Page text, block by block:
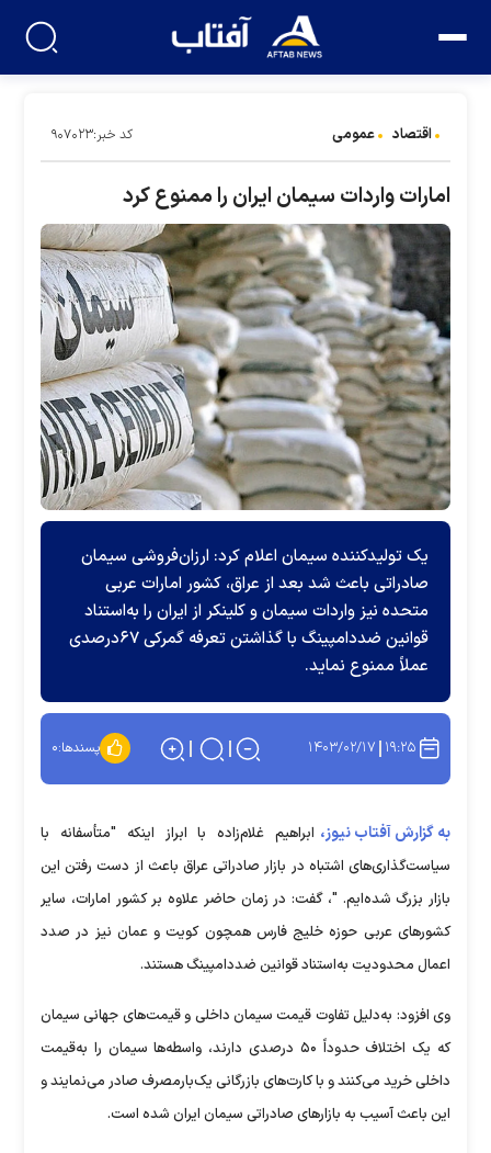
اقتصاد عمومی کد خبر:۹۰۷۰۲۳
امارات واردات سیمان ایران را ممنوع کرد
یک تولیدکننده سیمان اعلام کرد: ارزان‌فروشی سیمان
صادراتی باعث شد بعد از عراق، کشور امارات عربی
متحده نیز واردات سیمان و کلینکر از ایران را به‌استناد
قوانین ضددامپینگ با گذاشتن تعرفه گمرکی ۶۷درصدی
عملاً ممنوع نماید.
۱۹:۲۵ ۱۴۰۳/۰۲/۱۷ پسندها:۰
به گزارش آفتاب نیوز، ابراهیم غلام‌زاده با ابراز اینکه "متأسفانه با
سیاست‌گذاری‌های اشتباه در بازار صادراتی عراق باعث از دست رفتن این
بازار بزرگ شده‌ایم. "، گفت: در زمان حاضر علاوه بر کشور امارات، سایر
کشور‌های عربی حوزه خلیج فارس همچون کویت و عمان نیز در صدد
اعمال محدودیت به‌استناد قوانین ضددامپینگ هستند.
وی افزود: به‌دلیل تفاوت قیمت سیمان داخلی و قیمت‌های جهانی سیمان
که یک اختلاف حدوداً ۵۰ درصدی دارند، واسطه‌ها سیمان را به‌قیمت
داخلی خرید می‌کنند و با کارت‌های بازرگانی یک‌بارمصرف صادر می‌نمایند و
این باعث آسیب به بازار‌های صادراتی سیمان ایران شده است.